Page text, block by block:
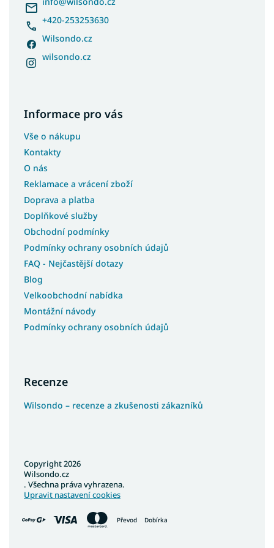
+420-253253630
Wilsondo.cz
wilsondo.cz
Informace pro vás
Vše o nákupu
Kontakty
O nás
Reklamace a vrácení zboží
Doprava a platba
Doplňkové služby
Obchodní podmínky
Podmínky ochrany osobních údajů
FAQ - Nejčastější dotazy
Blog
Velkoobchodní nabídka
Montážní návody
Podmínky ochrany osobních údajů
Recenze
Wilsondo – recenze a zkušenosti zákazníků
Převod Dobírka
Copyright 2026
Wilsondo.cz
. Všechna práva vyhrazena.
Upravit nastavení cookies